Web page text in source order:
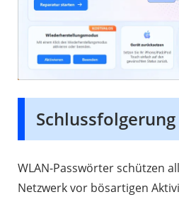
Schlussfolgerung
WLAN-Passwörter schützen
Netzwerk vor bösartigen